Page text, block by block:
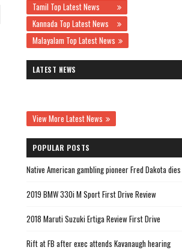
Tamil Top Latest News
Kannada Top Latest News
Malayalam Top Latest News
LATEST NEWS
View More Latest News
POPULAR POSTS
Native American gambling pioneer Fred Dakota
2019 BMW 330i M Sport First Drive Review
2018 Maruti Suzuki Ertiga Review First Drive
Rift at FB after exec attends Kavanaugh hearing